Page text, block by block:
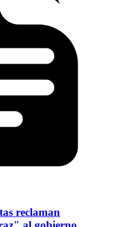
reclaman